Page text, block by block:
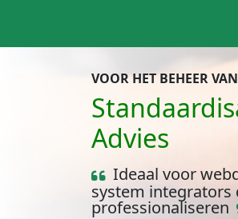
VOOR HET BEHEER
Advies
Ideaal voor
system integrators
professionaliseren